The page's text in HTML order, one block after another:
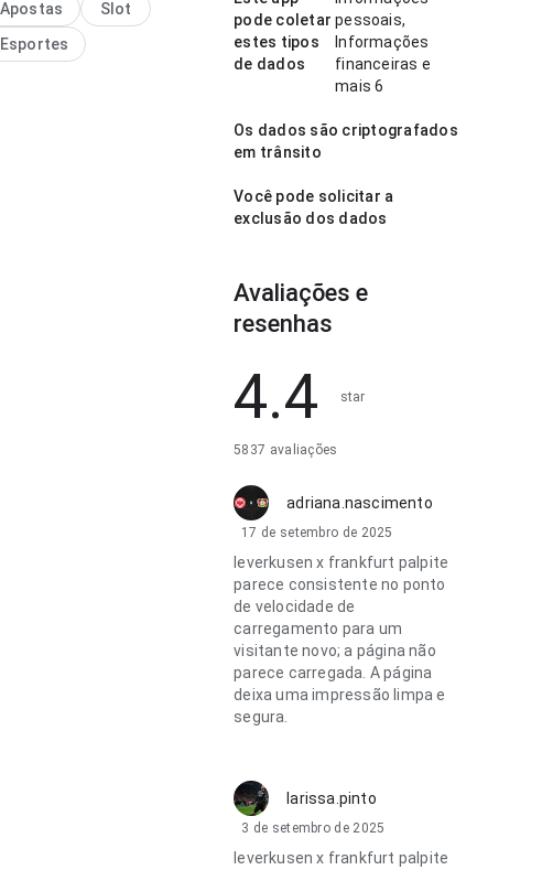
Apostas
Slot
Esportes
pode coletar
estes tipos
de dados
pessoais,
Informações
financeiras e
mais 6
Os dados são criptografados
em trânsito
Você pode solicitar a
exclusão dos dados
Avaliações e
resenhas
4.4 star
5837 avaliações
adriana.nascimento
17 de setembro de 2025
leverkusen x frankfurt palpite
parece consistente no ponto
de velocidade de
carregamento para um
visitante novo; a página não
parece carregada. A página
deixa uma impressão limpa e
segura.
larissa.pinto
3 de setembro de 2025
leverkusen x frankfurt palpite